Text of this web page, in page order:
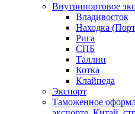
Внутрипортовое
Владивосток
Находка
Рига
СПБ
Таллин
Котка
Клайпеда
Экспорт
Таможенное